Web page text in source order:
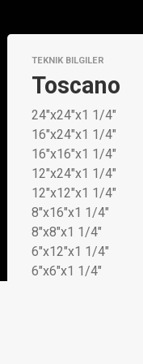
TEKNIK BILGILER
Toscano
24"x24"x1 1/4"
16"x24"x1 1/4"
16"x16"x1 1/4"
12"x24"x1 1/4"
12"x12"x1 1/4"
8"x16"x1 1/4"
8"x8"x1 1/4"
6"x12"x1 1/4"
6"x6"x1 1/4"